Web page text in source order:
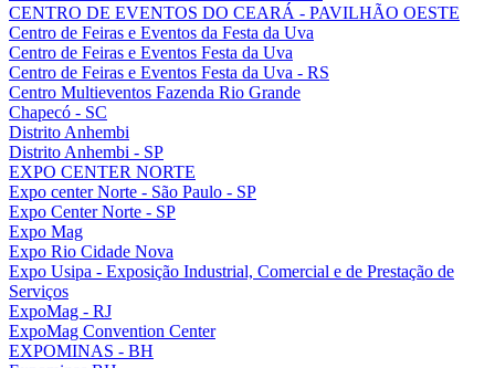
CENTRO DE EVENTOS DO CEARÁ - PAVILHÃO OESTE
Centro de Feiras e Eventos da Festa da Uva
Centro de Feiras e Eventos Festa da Uva
Centro de Feiras e Eventos Festa da Uva - RS
Centro Multieventos Fazenda Rio Grande
Chapecó - SC
Distrito Anhembi
Distrito Anhembi - SP
EXPO CENTER NORTE
Expo center Norte - São Paulo - SP
Expo Center Norte - SP
Expo Mag
Expo Rio Cidade Nova
Expo Usipa - Exposição Industrial, Comercial e de Prestação de
Serviços
ExpoMag - RJ
ExpoMag Convention Center
EXPOMINAS - BH